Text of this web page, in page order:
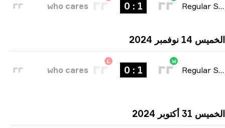
Regular
who cares
نوفمبر 2024
Regular
who cares
أكتوبر 2024